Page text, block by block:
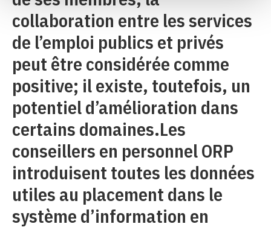
collaboration entre les services
de l’emploi publics et privés
peut être considérée comme
positive; il existe, toutefois, un
potentiel d’amélioration dans
certains domaines.Les
conseillers en personnel ORP
introduisent toutes les données
utiles au placement dans le
système d’information en